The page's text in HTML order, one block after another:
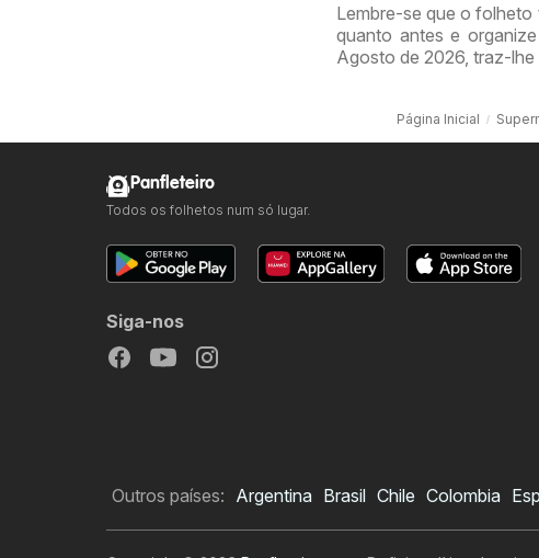
Lembre-se que o folheto
quanto antes e
Agosto de 2026, traz-lhe
Página Inicial
Panfleteiro
Todos os folhetos num só lugar.
Siga-nos
Outros países: Argentina Brasil Chile Colombia